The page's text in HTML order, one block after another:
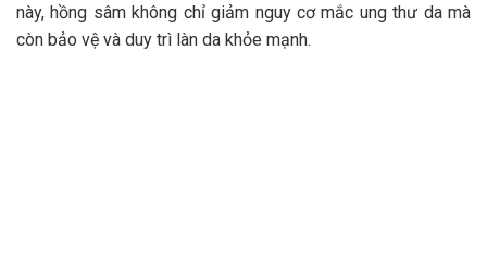
này, hồng sâm không chỉ giảm nguy cơ mắc ung thư da mà
còn bảo vệ và duy trì làn da khỏe mạnh.